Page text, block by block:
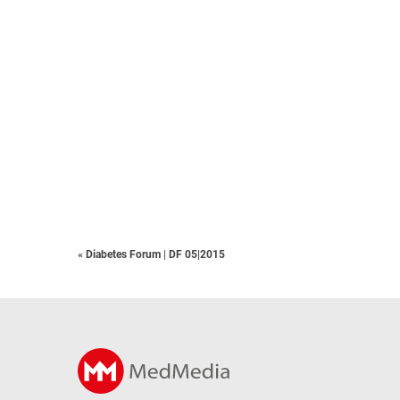
« Diabetes Forum | DF 05|2015